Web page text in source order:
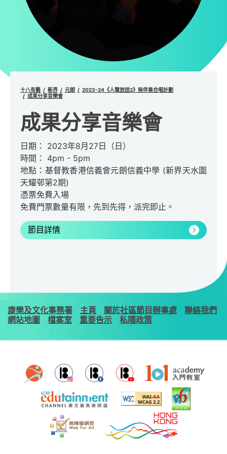
十八有藝 新界 元朗
2023-24《人聲放送2》無伴奏合唱計劃
成果分享音樂會
成果分享音樂會
日期： 2023年8月27日（日）
時間： 4pm - 5pm
地點：基督教香港信義會元朗信義中學 (新界天水圍
天耀邨第2期)
憑票免費入場
免費門票數量有限，先到先得，派完即止。
節目詳情
康樂及文化事務署 主頁 關於社區節目辦事處
聯絡我們
網站地圖
檔案室 重要告示 私隱政策